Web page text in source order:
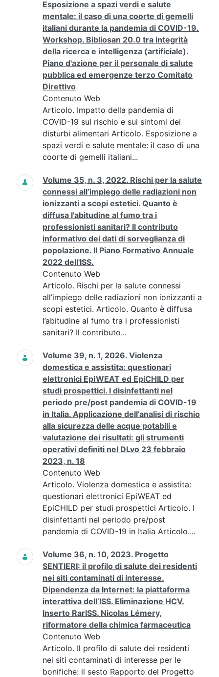
Esposizione a spazi verdi e salute
mentale: il caso di una coorte di gemelli
italiani durante la pandemia di COVID-19.
Workshop. Bibliosan 20.0 tra integrità
della ricerca e intelligenza (artificiale).
Piano d'azione per il personale di salute
pubblica ed emergenze terzo Comitato
Direttivo
Contenuto Web
Articolo. Impatto della pandemia di
COVID-19 sul rischio e sui sintomi dei
disturbi alimentari Articolo. Esposizione a
spazi verdi e salute mentale: il caso di una
coorte di gemelli italiani...
Volume 35, n. 3, 2022. Rischi per la salute
connessi all’impiego delle radiazioni non
ionizzanti a scopi estetici. Quanto è
diffusa l’abitudine al fumo tra i
professionisti sanitari? Il contributo
informativo dei dati di sorveglianza di
popolazione. Il Piano Formativo Annuale
2022 dell'ISS.
Contenuto Web
Articolo. Rischi per la salute connessi
all’impiego delle radiazioni non ionizzanti a
scopi estetici. Articolo. Quanto è diffusa
l’abitudine al fumo tra i professionisti
sanitari? Il contributo...
Volume 39, n. 1, 2026. Violenza
domestica e assistita: questionari
elettronici EpiWEAT ed EpiCHILD per
studi prospettici. I disinfettanti nel
periodo pre/post pandemia di COVID-19
in Italia. Applicazione dell’analisi di rischio
alla sicurezza delle acque potabili e
valutazione dei risultati: gli strumenti
operativi definiti nel DLvo 23 febbraio
2023, n. 18
Contenuto Web
Articolo. Violenza domestica e assistita:
questionari elettronici EpiWEAT ed
EpiCHILD per studi prospettici Articolo. I
disinfettanti nel periodo pre/post
pandemia di COVID-19 in Italia Articolo....
Volume 36, n. 10, 2023. Progetto
SENTIERI: il profilo di salute dei residenti
nei siti contaminati di interesse.
Dipendenza da Internet: la piattaforma
interattiva dell’ISS. Eliminazione HCV.
Inserto RarISS. Nicolas Lémery,
riformatore della chimica farmaceutica
Contenuto Web
Articolo. Il profilo di salute dei residenti
nei siti contaminati di interesse per le
bonifiche: il sesto Rapporto del Progetto